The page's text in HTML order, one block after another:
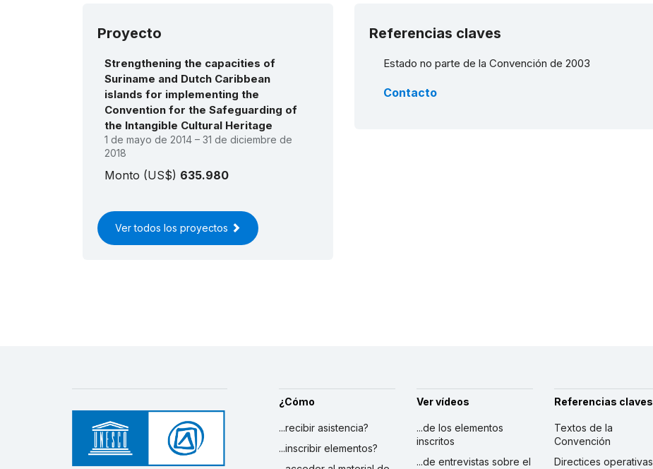
Proyecto
Strengthening the capacities of
Suriname and Dutch Caribbean
islands for implementing the
Convention for the Safeguarding of
the Intangible Cultural Heritage
1 de mayo de 2014 – 31 de diciembre de
2018
Monto (US$) 635.980
Ver todos los proyectos
Referencias claves
Estado no parte de la Convención de 2003
Contacto
¿Cómo
...recibir asistencia?
...inscribir elementos?
Ver vídeos
...de los elementos
inscritos
...de entrevistas sobre el
Referencias claves
Textos de la
Convención
Directices operativas